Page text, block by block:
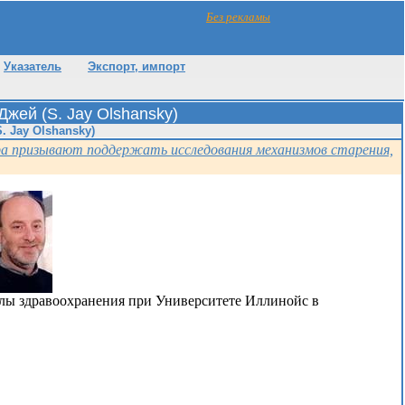
Без рекламы
Указатель Экспорт, импорт
(S. Jay Olshansky)
Jay Olshansky)
призывают поддержать исследования механизмов старения,
здравоохранения при Университете Иллинойс в